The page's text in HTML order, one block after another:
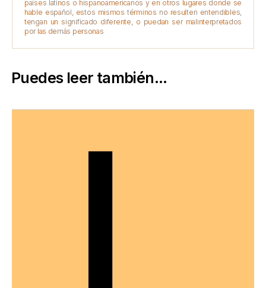
países latinos o hispanoamericanos y en otros lugares donde se
hable español, estos mismos términos no resulten entendibles,
tengan un significado diferente, o puedan ser malinterpretados
por las demás personas
Puedes leer también...